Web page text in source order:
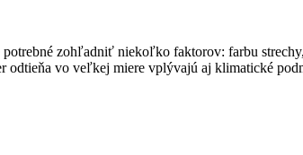
zohľadniť niekoľko faktorov: farbu
vo veľkej miere vplývajú aj klimatické